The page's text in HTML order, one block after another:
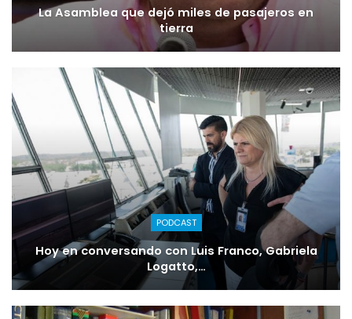
La Asamblea que dejó miles de pasajeros en
tierra
PODCAST
Hoy en conversando con Luis Franco, Gabriela
Logatto,…